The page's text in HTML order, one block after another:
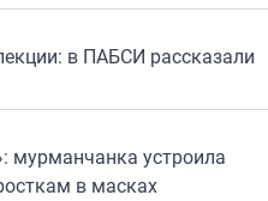
в ПАБСИ рассказали
мурманчанка устроила
в масках